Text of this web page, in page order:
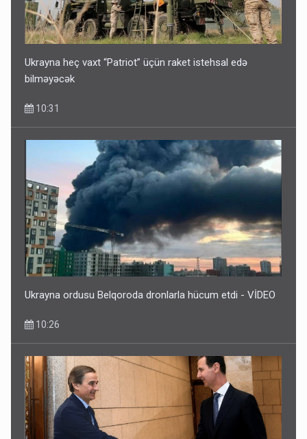
Ukrayna heç vaxt “Patriot” üçün raket istehsal edə
bilməyəcək
10:31
Ukrayna ordusu Belqoroda dronlarla hücum etdi - VİDEO
10:26